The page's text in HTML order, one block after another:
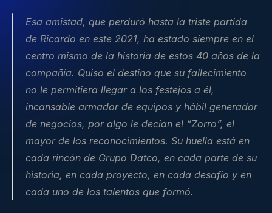
Esa amistad, que perduró hasta la triste partida
de Ricardo en este 2021, ha estado siempre en el
centro mismo de la historia de estos 40 años de la
compañía. Quiso el destino que su fallecimiento
no le permitiera llegar a los festejos a él,
incansable armador de equipos y hábil generador
de negocios, por algo le decían el “Zorro”, el
mayor de los reconocimientos. Su huella está en
cada rincón de Grupo Datco, en cada parte de su
historia, en cada proyecto, en cada desafío y en
cada uno de los talentos que formó.